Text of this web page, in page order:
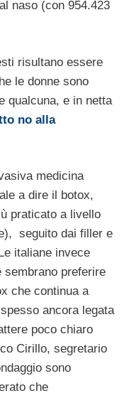
naso (con 954.423
risultano essere
le donne sono
qualcuna, e in netta
no alla
medicina
a dire il botox,
praticato a livello
seguito dai filler e
italiane invece
sembrano preferire
che continua a
ancora legata
poco chiaro
Cirillo, segretario
sono
che